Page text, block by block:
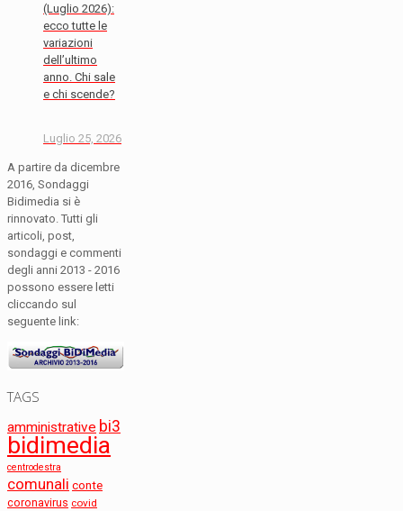
(Luglio 2026):
ecco tutte le
variazioni
dell’ultimo
anno. Chi sale
e chi scende?
Luglio 25, 2026
A partire da dicembre
2016, Sondaggi
Bidimedia si è
rinnovato. Tutti gli
articoli, post,
sondaggi e commenti
degli anni 2013 - 2016
possono essere letti
cliccando sul
seguente link:
TAGS
amministrative bi3
bidimedia
centrodestra
comunali conte
coronavirus covid